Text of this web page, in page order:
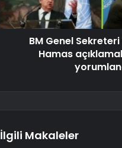
BM Genel
Hamas
İlgili Makaleler